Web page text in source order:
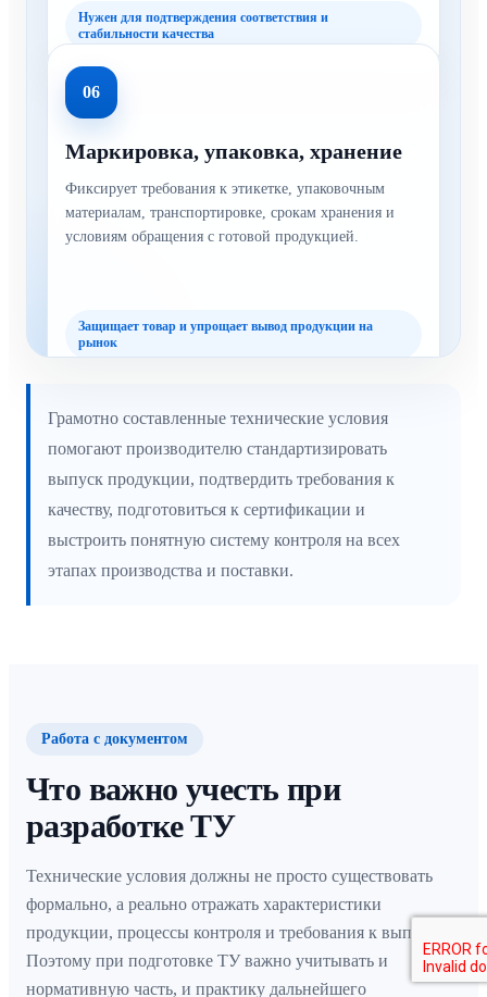
Нужен для подтверждения соответствия и
стабильности качества
06
Маркировка, упаковка, хранение
Фиксирует требования к этикетке, упаковочным
материалам, транспортировке, срокам хранения и
условиям обращения с готовой продукцией.
Защищает товар и упрощает вывод продукции на
рынок
Грамотно составленные технические условия
помогают производителю стандартизировать
выпуск продукции, подтвердить требования к
качеству, подготовиться к сертификации и
выстроить понятную систему контроля на всех
этапах производства и поставки.
Работа с документом
Что важно учесть при
разработке ТУ
Технические условия должны не просто существовать
формально, а реально отражать характеристики
продукции, процессы контроля и требования к выпуску.
Поэтому при подготовке ТУ важно учитывать и
нормативную часть, и практику дальнейшего